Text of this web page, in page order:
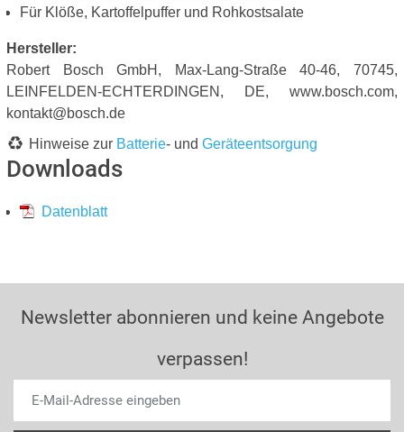
Für Klöße, Kartoffelpuffer und Rohkostsalate
Hersteller:
Robert Bosch GmbH, Max-Lang-Straße 40-46, 70745,
LEINFELDEN-ECHTERDINGEN, DE, www.bosch.com,
kontakt@bosch.de
Hinweise zur Batterie- und Geräteentsorgung
Downloads
Datenblatt
Newsletter abonnieren und keine Angebote
verpassen!